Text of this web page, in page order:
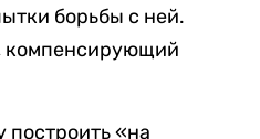
борьбы с ней.
компенсирующий
«на